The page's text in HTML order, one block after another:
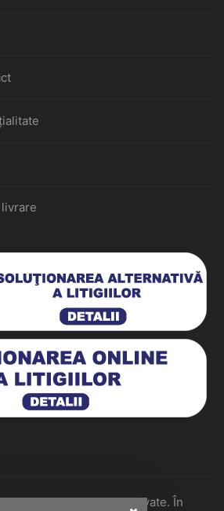
- Toate drepturile rezervate. În